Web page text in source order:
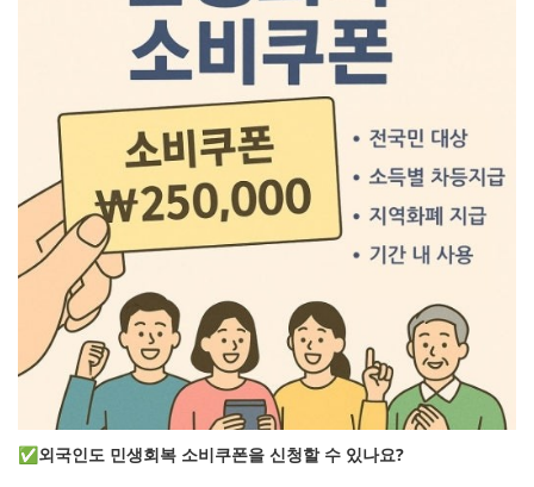
✅외국인도 민생회복 소비쿠폰을 신청할 수 있나요?